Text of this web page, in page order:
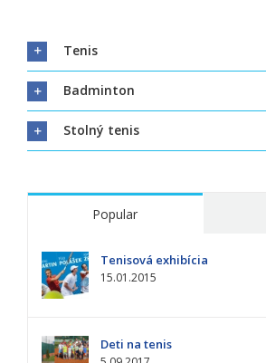
Tenis
Badminton
Stolný tenis
Popular
Tenisová exhibícia
15.01.2015
Deti na tenis